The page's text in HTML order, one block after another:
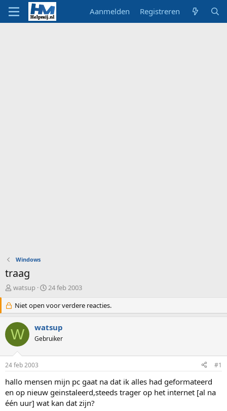
Aanmelden Registreren
Windows
traag
O
d
e
r
w
e
p
s
t
a
r
t
watsup
S
a
r
d
a
m
24 feb 2003
Niet open voor verdere reacties.
W watsup
Gebruiker
24 feb 2003 #1
hallo mensen mijn pc gaat na dat ik alles had geformateerd
en op nieuw geinstaleerd,steeds trager op het internet [al na
één uur] wat kan dat zijn?